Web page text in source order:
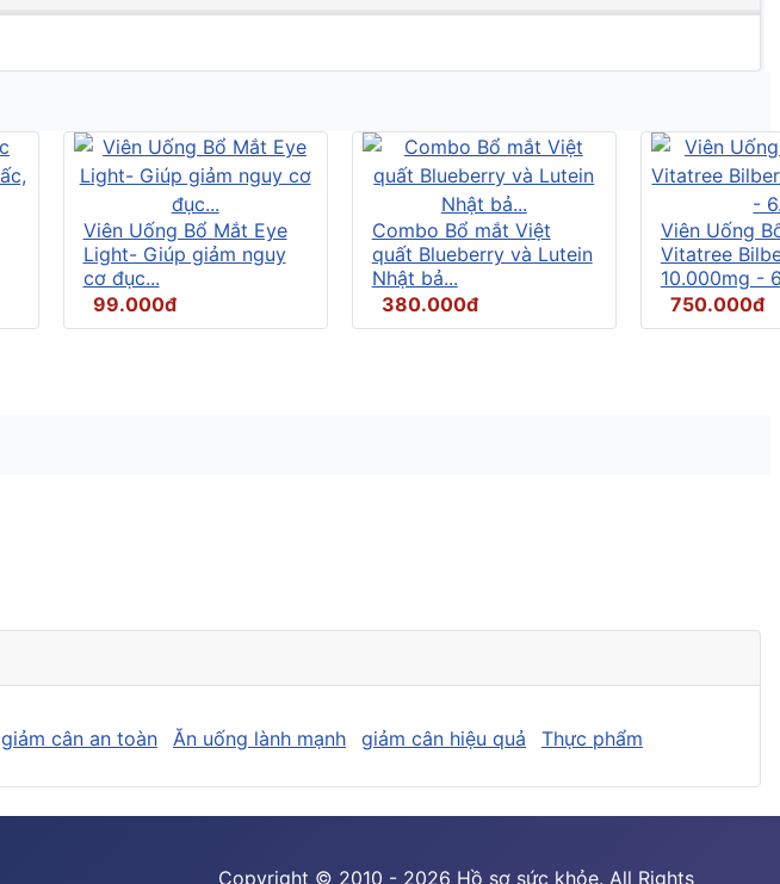
Viên Uống Bổ Mắt Eye
Light- Giúp giảm nguy
cơ đục...
99.000đ
Combo Bổ mắt Việt
quất Blueberry và Lutein
Nhật bả...
380.000đ
Viên Uống
Vitatree
10.000mg -
750.000đ
giảm cân an toàn Ăn uống lành mạnh giảm cân hiệu quả Thực phẩm
Copyright © 2010 - 2026 Hồ sơ sức khỏe. All Rights